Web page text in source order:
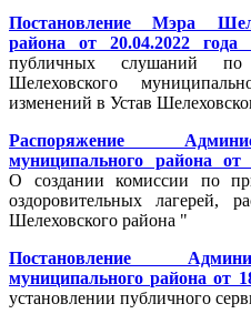
Постановление Мэра
района от 20.04.2022
публичных слушаний
Шелеховского
изменений в Устав
Распоряжение
муниципального района
О создании комиссии по
оздоровительных лагерей,
Шелеховского района "
Постановление
муниципального района от
установлении публичного